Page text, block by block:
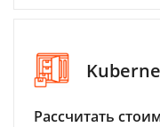
Рассчитать